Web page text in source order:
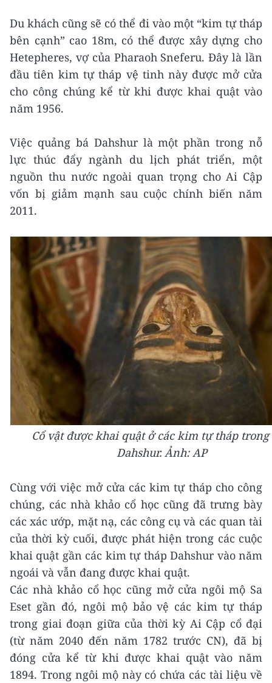
Du khách cũng sẽ có thể đi vào một “kim tự tháp
bên cạnh” cao 18m, có thể được xây dựng cho
Hetepheres, vợ của Pharaoh Sneferu. Đây là lần
đầu tiên kim tự tháp vệ tinh này được mở cửa
cho công chúng kể từ khi được khai quật vào
năm 1956.
Việc quảng bá Dahshur là một phần trong nỗ
lực thúc đẩy ngành du lịch phát triển, một
nguồn thu nước ngoài quan trọng cho Ai Cập
vốn bị giảm mạnh sau cuộc chính biến năm
2011.
Cổ vật được khai quật ở các kim tự tháp
Dahshur. Ảnh: AP
Cùng với việc mở cửa các kim tự tháp cho công
chúng, các nhà khảo cổ học cũng đã trưng bày
các xác ướp, mặt nạ, các công cụ và các quan tài
của thời kỳ cuối, được phát hiện trong các cuộc
khai quật gần các kim tự tháp Dahshur vào năm
ngoái và vẫn đang được khai quật.
Các nhà khảo cổ học cũng mở cửa ngôi mộ Sa
Eset gần đó, ngôi mộ bảo vệ các kim tự tháp
trong giai đoạn giữa của thời kỳ Ai Cập cổ đại
(từ năm 2040 đến năm 1782 trước CN), đã bị
đóng cửa kể từ khi được khai quật vào năm
1894. Trong ngôi mộ này có chứa các tài liệu về